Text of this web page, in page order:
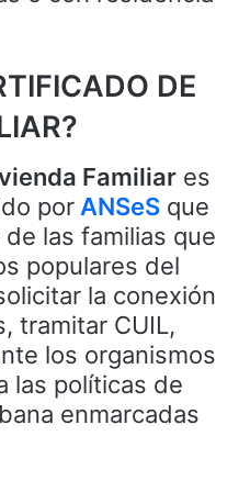
DE
Familiar es
por ANSeS que
las familias que
populares del
la conexión
tramitar CUIL,
los organismos
las políticas de
enmarcadas